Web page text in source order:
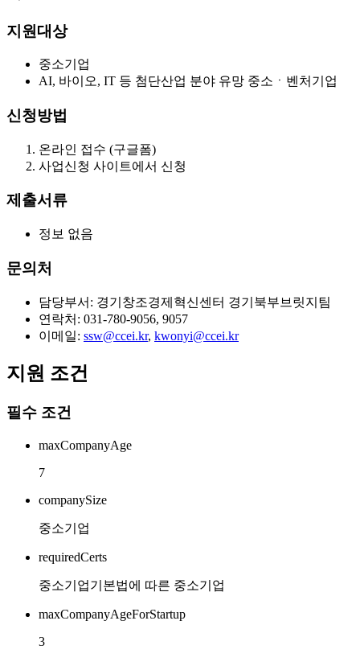
지원대상
중소기업
AI, 바이오, IT 등 첨단산업 분야 유망 중소ㆍ벤처기업
신청방법
온라인 접수 (구글폼)
사업신청 사이트에서 신청
제출서류
정보 없음
문의처
담당부서: 경기창조경제혁신센터 경기북부브릿지팀
연락처: 031-780-9056, 9057
이메일: ssw@ccei.kr, kwonyi@ccei.kr
지원 조건
필수 조건
maxCompanyAge
7
companySize
중소기업
requiredCerts
중소기업기본법에 따른 중소기업
maxCompanyAgeForStartup
3